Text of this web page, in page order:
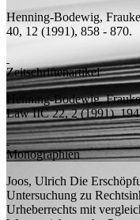
Henning-Bodewig, Frauke
40, 12 (1991), 858 - 870.
Zeitschriftenartikel
Henning-Bodewig, Frauke
LawIIC 22, 2 (1991),
Monographien
Joos, Ulrich Die
Untersuchung zu
Urheberrechts mit